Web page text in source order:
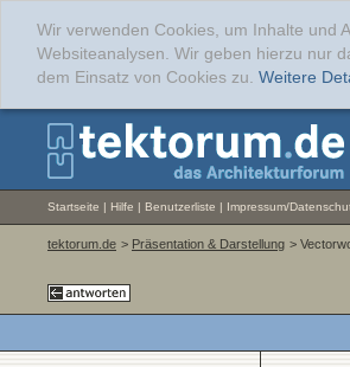
Wir verwenden Cookies, um Inhalte und
Websiteanalysen. Wir geben hierzu nur
dem Einsatz von Cookies zu. Weitere
Startseite | Hilfe | Benutzerliste | Impressum/
tektorum.de > Präsentation & Darstellung >